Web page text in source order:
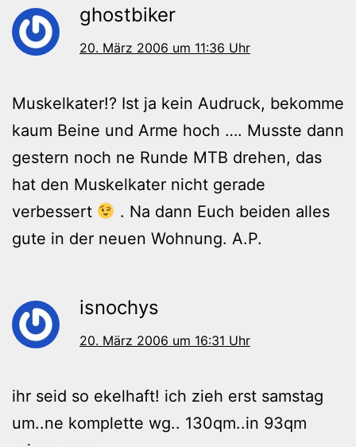
ghostbiker
20. März 2006 um 11:36 Uhr
Muskelkater!? Ist ja kein Audruck, bekomme
kaum Beine und Arme hoch …. Musste dann
gestern noch ne Runde MTB drehen, das
hat den Muskelkater nicht gerade
verbessert
. Na dann Euch beiden alles
gute in der neuen Wohnung. A.P.
isnochys
20. März 2006 um 16:31 Uhr
ihr seid so ekelhaft! ich zieh erst samstag
um..ne komplette wg.. 130qm..in 93qm